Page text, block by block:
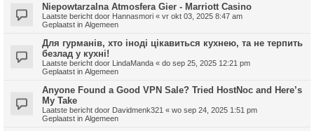
Niepowtarzalna Atmosfera Gier - Marriott Casino
Laatste bericht door Hannasmori « vr okt 03, 2025 8:47 am
Geplaatst in Algemeen
Для гурманів, хто іноді цікавиться кухнею, та не терпить
безлад у кухні!
Laatste bericht door LindaManda « do sep 25, 2025 12:21 pm
Geplaatst in Algemeen
Anyone Found a Good VPN Sale? Tried HostNoc and Here’s
My Take
Laatste bericht door Davidmenk321 « wo sep 24, 2025 1:51 pm
Geplaatst in Algemeen